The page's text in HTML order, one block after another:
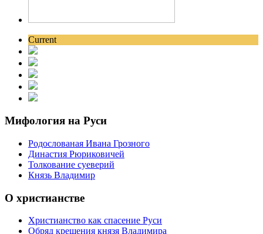
Current
Мифология на Руси
Родослованая Ивана Грозного
Династия Рюриковичей
Толкование суеверий
Князь Владимир
О христианстве
Христианство как спасение Руси
Обряд крещения князя Владимира